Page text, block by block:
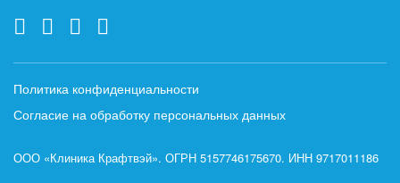
Политика конфиденциальности
Согласие на обработку персональных данных
ООО «Клиника Крафтвэй». ОГРН 5157746175670. ИНН 9717011186